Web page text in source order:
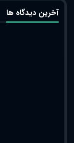
آخرین دیدگاه ها